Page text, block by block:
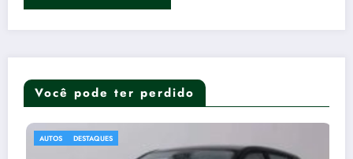
Você pode ter perdido